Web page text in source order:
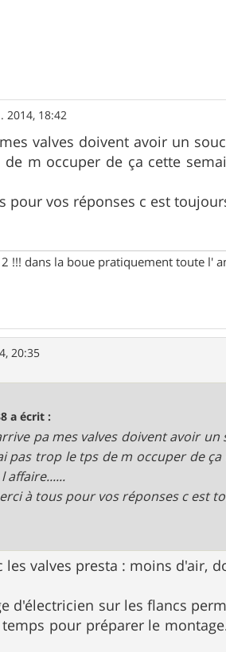
2014, 18:42
valves doivent avoir un
m occuper de ça cette
pour vos réponses c est
!!! dans la boue pratiquement toute l'
20:35
a écrit :
pa mes valves doivent avoir
pas trop le tps de m occuper de
affaire......
à tous pour vos réponses c est
les valves presta : moins d'air,
d'électricien sur les flancs
pour préparer le